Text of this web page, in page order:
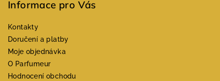
Informace pro Vás
Kontakty
Doručení a platby
Moje objednávka
O Parfumeur
Hodnocení obchodu